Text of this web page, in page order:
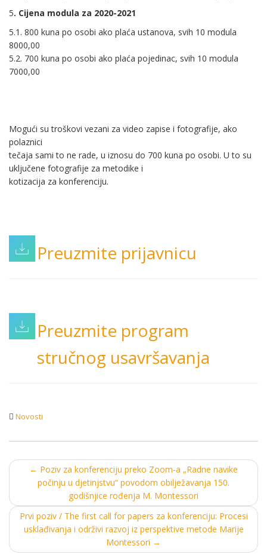
5. Cijena modula za 2020-2021
5.1. 800 kuna po osobi ako plaća ustanova, svih 10 modula
8000,00
5.2. 700 kuna po osobi ako plaća pojedinac, svih 10 modula
7000,00
Mogući su troškovi vezani za video zapise i fotografije, ako
polaznici
tečaja sami to ne rade, u iznosu do 700 kuna po osobi. U to su
uključene fotografije za metodike i
kotizacija za konferenciju.
Preuzmite prijavnicu
Preuzmite program
stručnog usavršavanja
Novosti
Post
navigation
← Poziv za konferenciju preko Zoom-a „Radne navike
počinju u djetinjstvu“ povodom obilježavanja 150.
godišnjice rođenja M. Montessori
Prvi poziv / The first call for papers za konferenciju: Procesi
usklađivanja i održivi razvoj iz perspektive metode Marije
Montessori →